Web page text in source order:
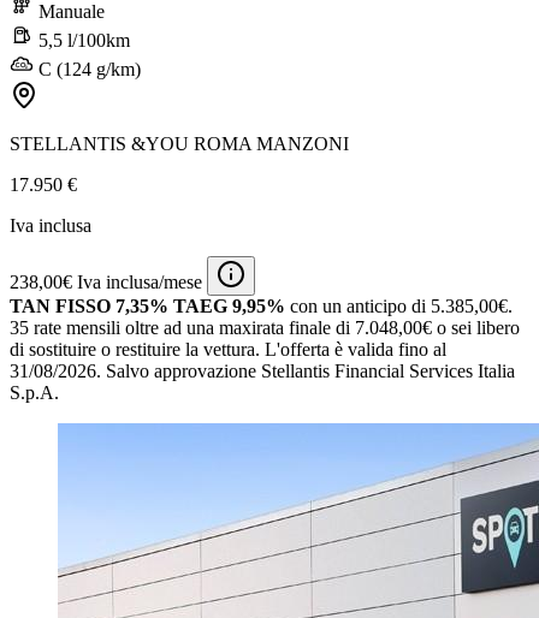
Manuale
5,5 l/100km
C (124 g/km)
STELLANTIS &YOU ROMA MANZONI
17.950 €
Iva inclusa
238,00€ Iva inclusa/mese
TAN FISSO 7,35% TAEG 9,95% con un anticipo di 5.385,00€.
35 rate mensili oltre ad una maxirata finale di 7.048,00€ o sei libero
di sostituire o restituire la vettura. L'offerta è valida fino al
31/08/2026. Salvo approvazione Stellantis Financial Services Italia
S.p.A.